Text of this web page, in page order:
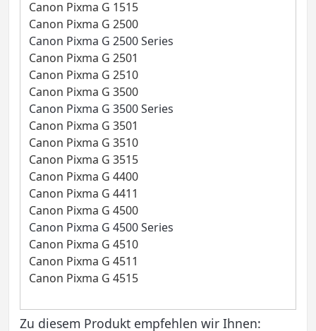
Canon Pixma G 1515
Canon Pixma G 2500
Canon Pixma G 2500 Series
Canon Pixma G 2501
Canon Pixma G 2510
Canon Pixma G 3500
Canon Pixma G 3500 Series
Canon Pixma G 3501
Canon Pixma G 3510
Canon Pixma G 3515
Canon Pixma G 4400
Canon Pixma G 4411
Canon Pixma G 4500
Canon Pixma G 4500 Series
Canon Pixma G 4510
Canon Pixma G 4511
Canon Pixma G 4515
Zu diesem Produkt empfehlen wir Ihnen: